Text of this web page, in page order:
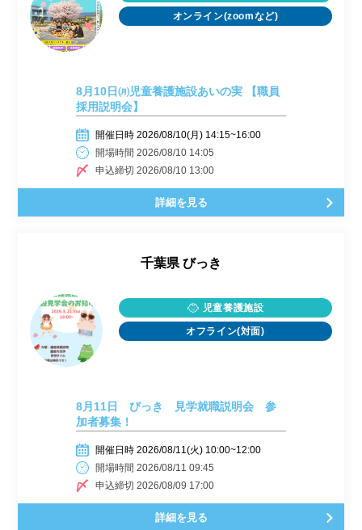
オンライン(zoomなど)
8月10日㈪児童養護施設あいの実 【職員
採用説明会】
開催日時 2026/08/10(月) 14:15~16:00
開場時間 2026/08/10 14:05
申込締切 2026/08/10 13:00
詳細を見る
千葉県 びっき
児童養護施設
オフライン(対面)
8月11日 びっき 見学就職説明会 参
加者募集！
開催日時 2026/08/11(火) 10:00~12:00
開場時間 2026/08/11 09:45
申込締切 2026/08/09 17:00
詳細を見る